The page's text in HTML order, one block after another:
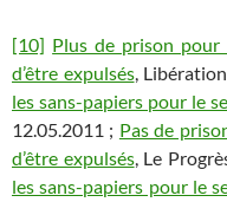
[10] Plus de prison pour
d’être expulsés,
les sans-papiers pour le
12.05.2011 ; Pas de
d’être expulsés, Le
les sans-papiers pour le